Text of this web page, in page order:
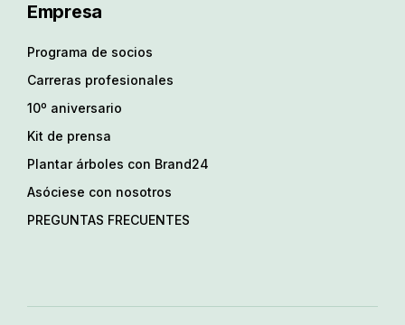
Empresa
Programa de socios
Carreras profesionales
10º aniversario
Kit de prensa
Plantar árboles con Brand24
Asóciese con nosotros
PREGUNTAS FRECUENTES